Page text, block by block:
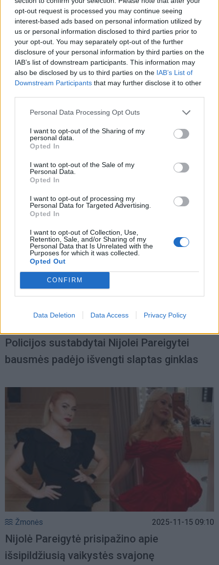
opt-out request is processed you may continue seeing
interest-based ads based on personal information utilized by
us or personal information disclosed to third parties prior to
your opt-out. You may separately opt-out of the further
disclosure of your personal information by third parties on the
IAB’s list of downstream participants. This information may
also be disclosed by us to third parties on the IAB’s List of
Downstream Participants that may further disclose it to other
Personal Data Processing Opt Outs
I want to opt-out of the Sharing of my
personal data.
Opted In
I want to opt-out of the Sale of my
Personal Data.
Opted In
I want to opt-out of processing my
Personal Data for Targeted Advertising.
Opted In
I want to opt-out of Collection, Use,
Retention, Sale, and/or Sharing of my
Personal Data that Is Unrelated with the
Purposes for which it was collected.
Opted Out
CONFIRM
Data Deletion Data Access Privacy Policy
Nijoleilei Pareigytei-Rukaitienei vyrą iš
kavos tirščių išbūrė kirpėja: „Po mėnesio jį
sutikau“
Policijos sustabdytai Nijolei Pareigytei
bausmės padėjo išvengti slaptas ginklas
Žmonės 2025-11-15 09:10
Nijolė Pareigytė prisipažino apie
išsipildžiusią vaikystės svajonę